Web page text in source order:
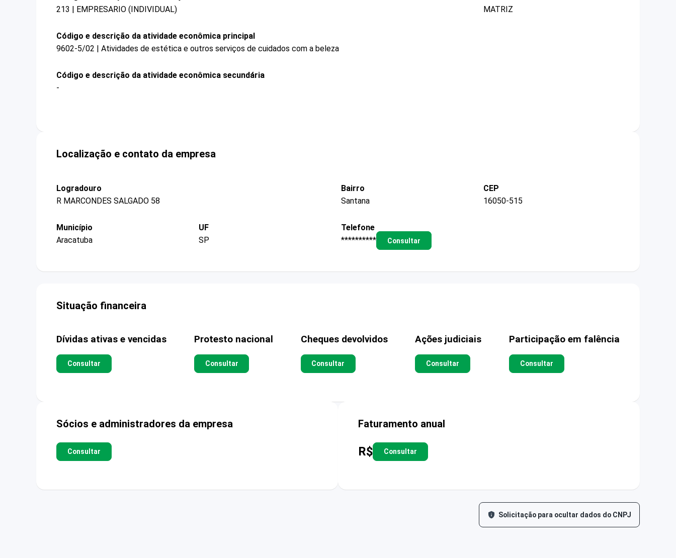
213 | EMPRESARIO (INDIVIDUAL)
MATRIZ
Código e descrição da atividade econômica principal
9602-5/02 | Atividades de estética e outros serviços de cuidados com a beleza
Código e descrição da atividade econômica secundária
-
Localização e contato da empresa
Logradouro
R MARCONDES SALGADO 58
Bairro
Santana
CEP
16050-515
Município
Aracatuba
UF
SP
Telefone
**********
Consultar
Situação financeira
Dívidas ativas e vencidas
Consultar
Protesto nacional
Consultar
Cheques devolvidos
Consultar
Ações judiciais
Consultar
Participação em falência
Consultar
Sócios e administradores da empresa
Consultar
Faturamento anual
R$ Consultar
Solicitação para ocultar dados do CNPJ